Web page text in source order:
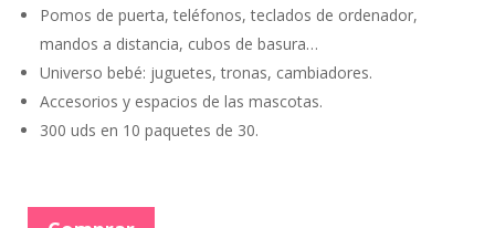
Pomos de puerta, teléfonos, teclados de ordenador,
mandos a distancia, cubos de basura…
Universo bebé: juguetes, tronas, cambiadores.
Accesorios y espacios de las mascotas.
300 uds en 10 paquetes de 30.